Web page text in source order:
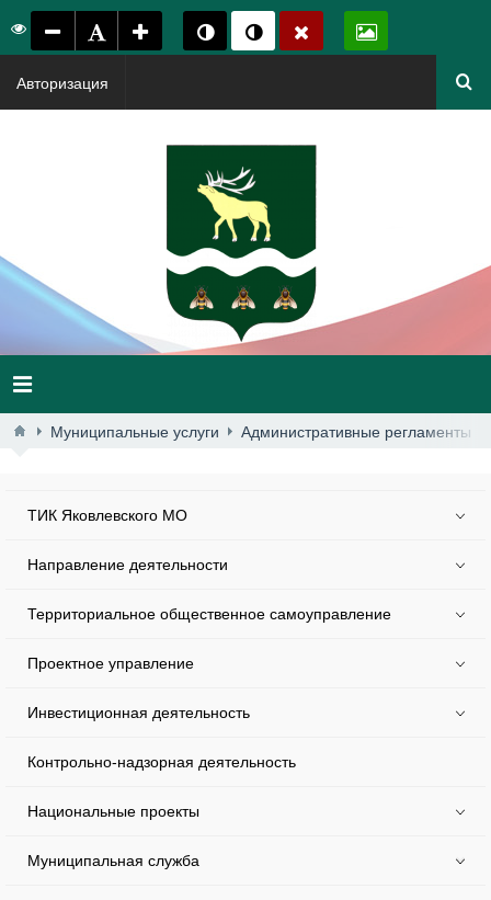
Авторизация
Муниципальные услуги Административные регламенты
ТИК Яковлевского МО
Направление деятельности
Территориальное общественное самоуправление
Проектное управление
Инвестиционная деятельность
Контрольно-надзорная деятельность
Национальные проекты
Муниципальная служба